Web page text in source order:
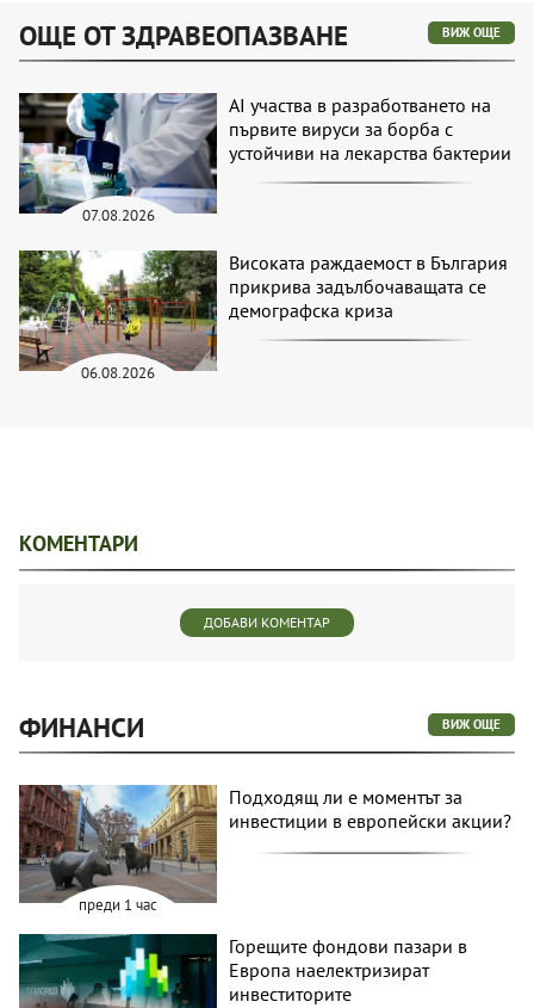
ОЩЕ ОТ ЗДРАВЕОПАЗВАНЕ ВИЖ ОЩЕ
07.08.2026
AI участва в разработването на
първите вируси за борба с
устойчиви на лекарства бактерии
06.08.2026
Високата раждаемост в България
прикрива задълбочаващата се
демографска криза
КОМЕНТАРИ
ДОБАВИ КОМЕНТАР
ФИНАНСИ ВИЖ ОЩЕ
преди 1 час
Подходящ ли е моментът за
инвестиции в европейски акции?
Горещите фондови пазари в
Европа наелектризират
инвеститорите